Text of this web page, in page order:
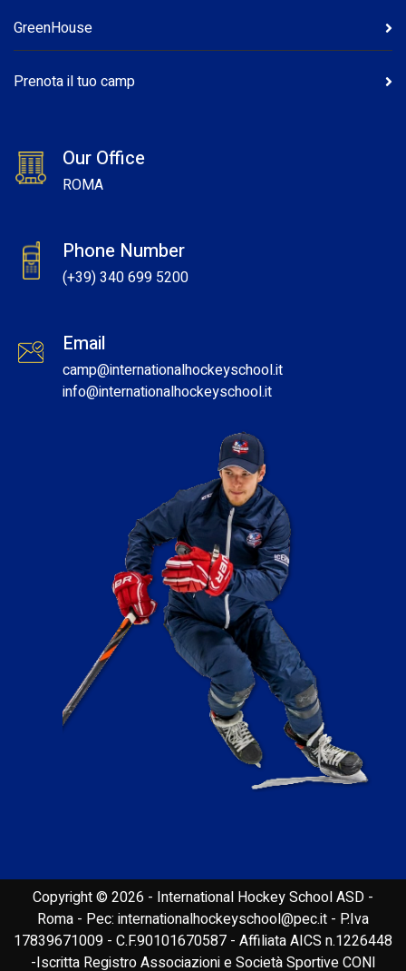
GreenHouse
Prenota il tuo camp
Our Office
ROMA
Phone Number
(+39) 340 699 5200
Email
camp@internationalhockeyschool.it
info@internationalhockeyschool.it
Copyright © 2026 - International Hockey School ASD -
Roma - Pec: internationalhockeyschool@pec.it - P.Iva
17839671009 - C.F.90101670587 - Affiliata AICS n.1226448
-Iscritta Registro Associazioni e Società Sportive CONI